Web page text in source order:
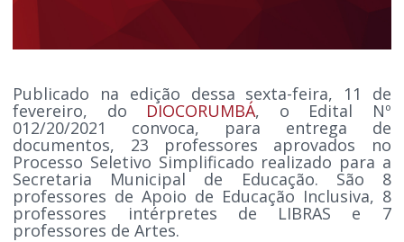
Publicado na edição dessa sexta-feira, 11 de
fevereiro, do DIOCORUMBÁ, o Edital Nº
012/20/2021 convoca, para entrega de
documentos, 23 professores aprovados no
Processo Seletivo Simplificado realizado para a
Secretaria Municipal de Educação. São 8
professores de Apoio de Educação Inclusiva, 8
professores intérpretes de LIBRAS e 7
professores de Artes.